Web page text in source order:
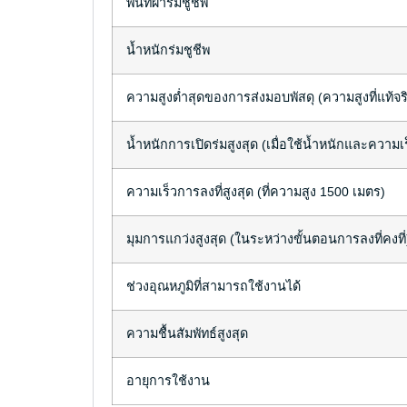
พื้นที่ผ้าร่มชูชีพ
น้ำหนักร่มชูชีพ
ความสูงต่ำสุดของการส่งมอบพัสดุ (ความสูงที่แท้จ
น้ำหนักการเปิดร่มสูงสุด (เมื่อใช้น้ำหนักและความเ
ความเร็วการลงที่สูงสุด (ที่ความสูง 1500 เมตร)
มุมการแกว่งสูงสุด (ในระหว่างขั้นตอนการลงที่คง
ช่วงอุณหภูมิที่สามารถใช้งานได้
ความชื้นสัมพัทธ์สูงสุด
อายุการใช้งาน